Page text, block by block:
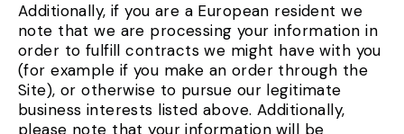
Additionally, if you are a European resident we
note that we are processing your information in
order to fulfill contracts we might have with you
(for example if you make an order through the
Site), or otherwise to pursue our legitimate
business interests listed above. Additionally,
please note that your information will be